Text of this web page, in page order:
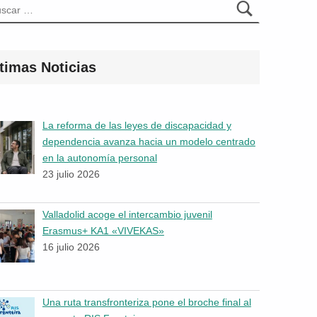
Noticias
La reforma de las leyes de discapacidad y
dependencia avanza hacia un modelo centrado
en la autonomía personal
23 julio 2026
Valladolid acoge el intercambio juvenil
Erasmus+ KA1 «VIVEKAS»
16 julio 2026
Una ruta transfronteriza pone el broche final al